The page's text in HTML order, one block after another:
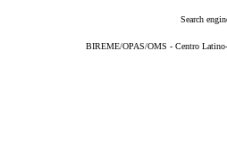
Search
BIREME/OPAS/OMS - Centro Latino-